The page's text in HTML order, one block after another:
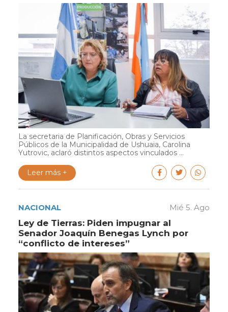
La secretaria de Planificación, Obras y Servicios
Públicos de la Municipalidad de Ushuaia, Carolina
Yutrovic, aclaró distintos aspectos vinculados ...
Leer más +
NACIONAL Mié 5. Ago
Ley de Tierras: Piden impugnar al
Senador Joaquín Benegas Lynch por
“conflicto de intereses”